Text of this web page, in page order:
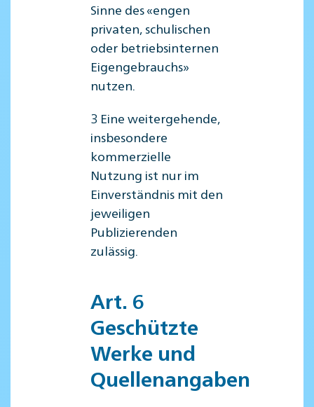
Sinne des «engen
privaten, schulischen
oder betriebsinternen
Eigengebrauchs»
nutzen.
3 Eine weitergehende,
insbesondere
kommerzielle
Nutzung ist nur im
Einverständnis mit den
jeweiligen
Publizierenden
zulässig.
Art. 6
Geschützte
Werke und
Quellenangaben